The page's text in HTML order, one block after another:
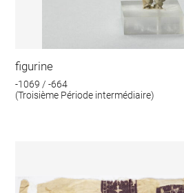
figurine
-1069 / -664
(Troisième Période intermédiaire)